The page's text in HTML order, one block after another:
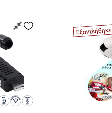
Εξαντλήθηκε